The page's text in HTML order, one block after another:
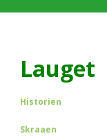
Lauget
Historien
Skraaen